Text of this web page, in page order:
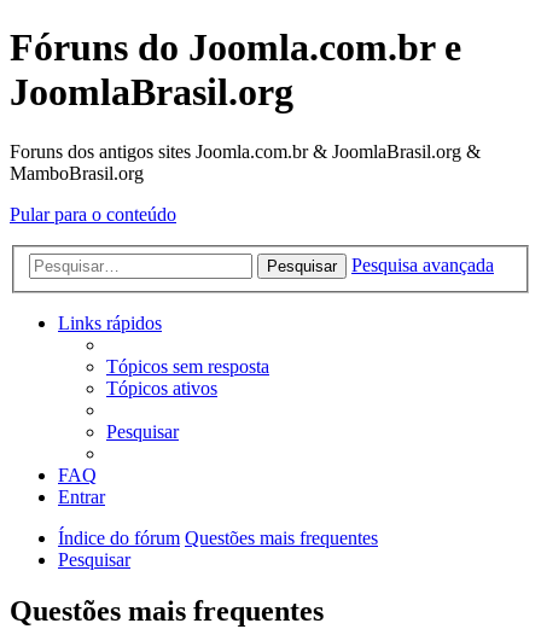
Fóruns do Joomla.com.br e
JoomlaBrasil.org
Foruns dos antigos sites Joomla.com.br & JoomlaBrasil.org &
MamboBrasil.org
Pular para o conteúdo
Pesquisar Pesquisa avançada
Links rápidos
Tópicos sem resposta
Tópicos ativos
Pesquisar
FAQ
Entrar
Índice do fórum Questões mais frequentes
Pesquisar
Questões mais frequentes